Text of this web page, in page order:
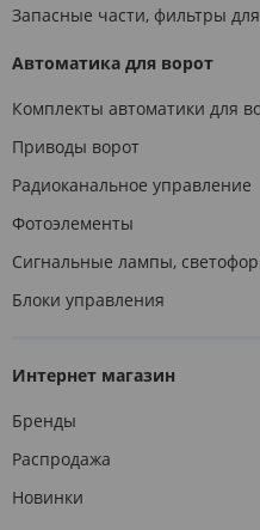
Запасные части, фильтры
Автоматика для ворот
Комплекты автоматики для
Приводы ворот
Радиоканальное управление
Фотоэлементы
Сигнальные лампы,
Блоки управления
Интернет магазин
Бренды
Распродажа
Новинки